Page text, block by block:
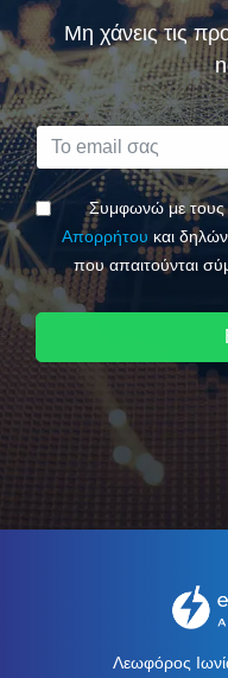
Μη χάνεις τις
Συμφωνώ με τους
Απορρήτου και
που απαιτούνται
Λεωφόρος